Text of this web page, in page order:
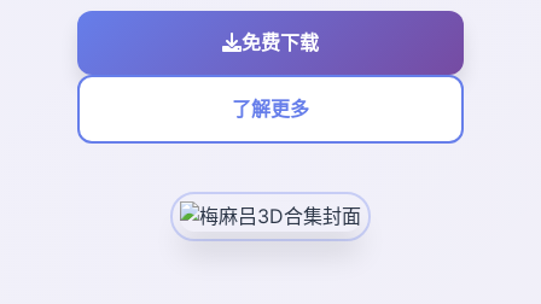
免费下载
了解更多